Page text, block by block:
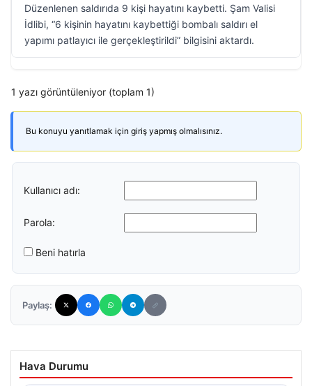
Düzenlenen saldırıda 9 kişi hayatını kaybetti. Şam Valisi
İdlibi, “6 kişinin hayatını kaybettiği bombalı saldırı el
yapımı patlayıcı ile gerçekleştirildi” bilgisini aktardı.
1 yazı görüntüleniyor (toplam 1)
Bu konuyu yanıtlamak için giriş yapmış olmalısınız.
Kullanıcı adı:
Parola:
Beni hatırla
Paylaş:
Hava Durumu